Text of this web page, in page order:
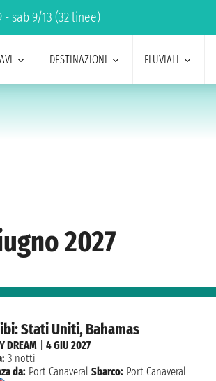
sab 9/13 (32 linee)
DESTINAZIONI FLUVIALI
2027
Stati Uniti, Bahamas
DREAM |4 GIU 2027
3 notti
da: Port Canaveral Sbarco: Port Canaveral